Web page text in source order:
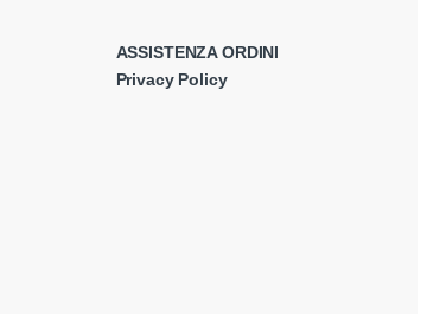
ASSISTENZA ORDINI
Privacy Policy